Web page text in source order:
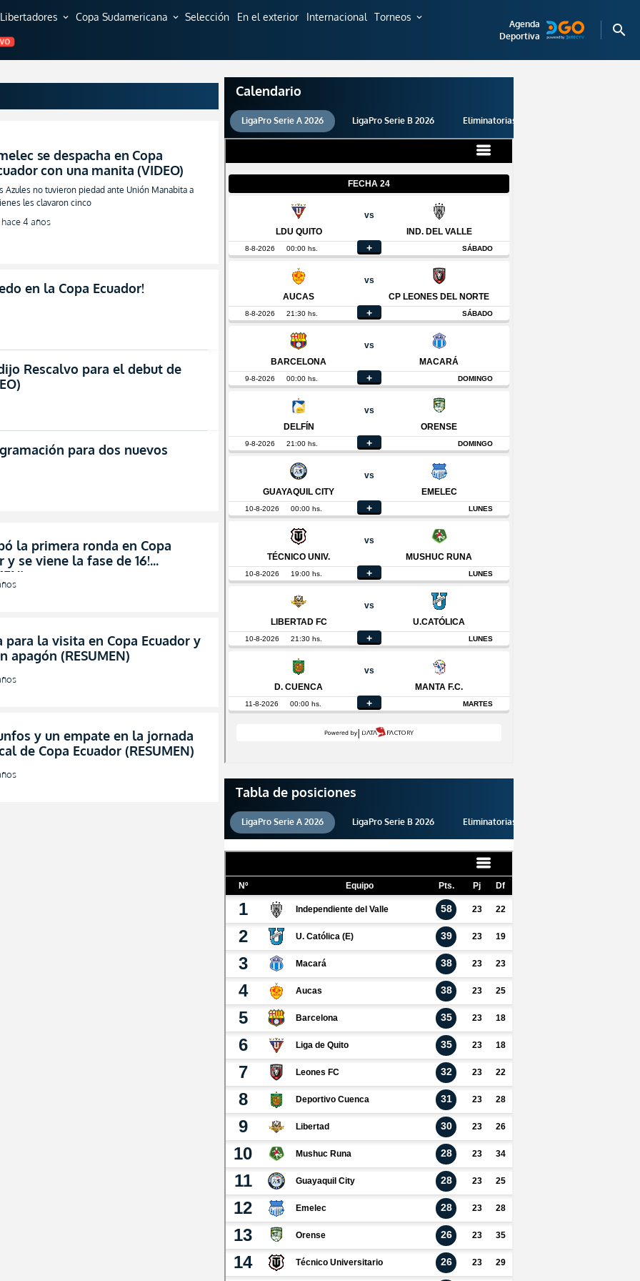
expand_more Copa Sudamericana expand_more Selección En el exterior Internacional Torneos expand_more
Agenda
Deportiva
search
se despacha en Copa
con una manita (VIDEO)
Azules no tuvieron piedad ante Unión Manabita a
les clavaron cinco
hace 4 años
en la Copa Ecuador!
Rescalvo para el debut de
para dos nuevos
la primera ronda en Copa
y se viene la fase de 16!
para la visita en Copa Ecuador y
apagón (RESUMEN)
y un empate en la jornada
de Copa Ecuador (RESUMEN)
Calendario
LigaPro Serie A 2026 LigaPro Serie B 2026 Eliminatorias 2026
Tabla de posiciones
LigaPro Serie A 2026 LigaPro Serie B 2026 Eliminatorias 2026